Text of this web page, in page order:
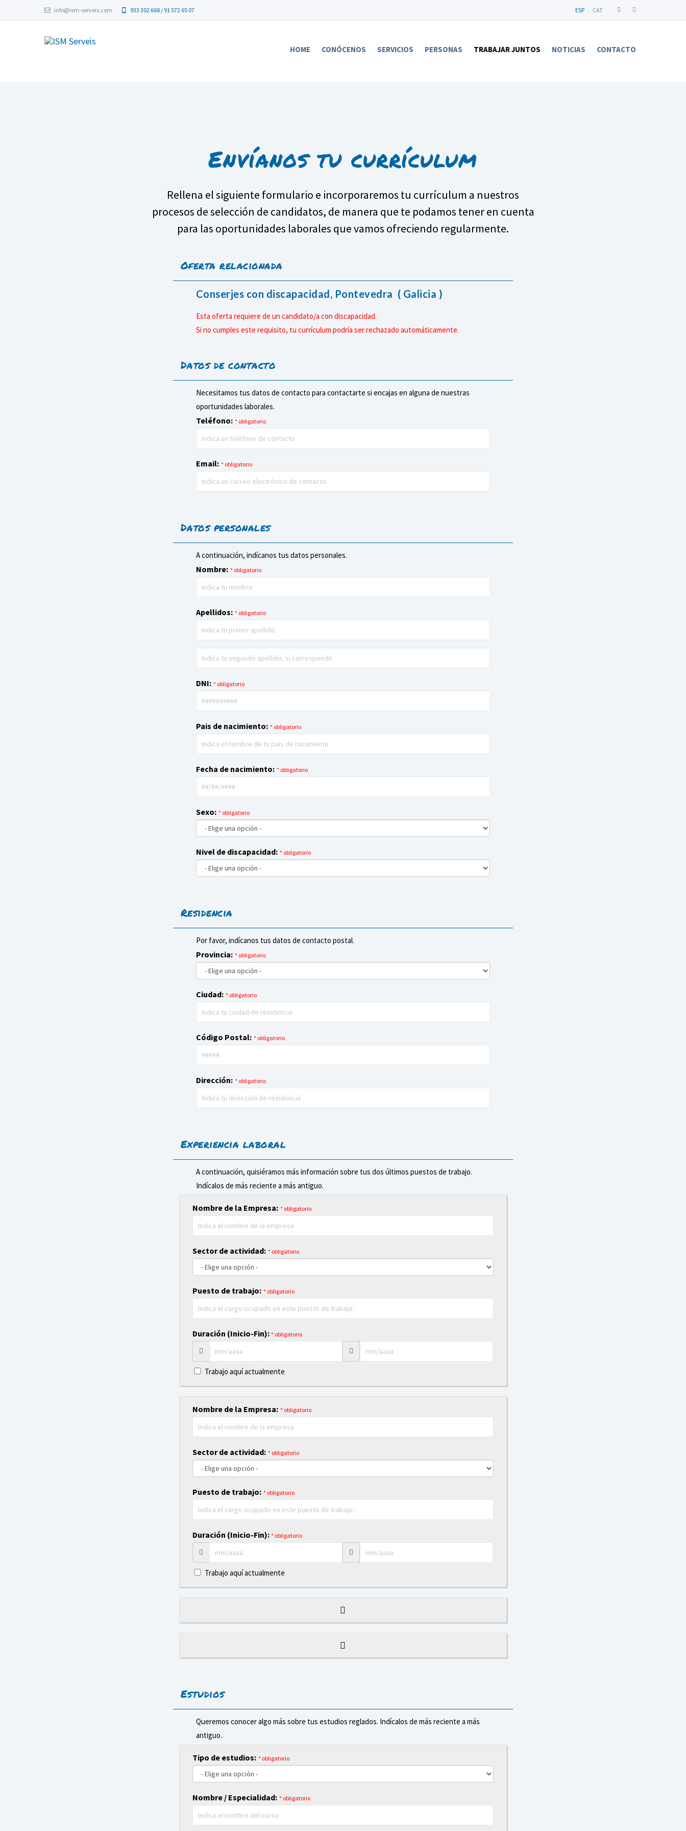
info@ism-serveis.com 933 302 668 / 91 572 65 07 ESP CAT
HOME CONÓCENOS SERVICIOS PERSONAS TRABAJAR JUNTOS NOTICIAS CONTACTO
Envíanos tu currículum
Rellena el siguiente formulario e incorporaremos tu currículum a nuestros
procesos de selección de candidatos, de manera que te podamos tener en cuenta
para las oportunidades laborales que vamos ofreciendo regularmente.
Oferta relacionada
Conserjes con discapacidad, Pontevedra ( Galicia )
Esta oferta requiere de un candidato/a con discapacidad.
Si no cumples este requisito, tu currículum podría ser rechazado automáticamente.
Datos de contacto
Necesitamos tus datos de contacto para contactarte si encajas en alguna de nuestras
oportunidades laborales.
Teléfono: * obligatorio
Email: * obligatorio
Datos personales
A continuación, indícanos tus datos personales.
Nombre: * obligatorio
Apellidos: * obligatorio
DNI: * obligatorio
Pais de nacimiento: * obligatorio
Fecha de nacimiento: * obligatorio
Sexo: * obligatorio
Nivel de discapacidad: * obligatorio
Residencia
Por favor, indícanos tus datos de contacto postal.
Provincia: * obligatorio
Ciudad: * obligatorio
Código Postal: * obligatorio
Dirección: * obligatorio
Experiencia laboral
A continuación, quisiéramos más información sobre tus dos últimos puestos de trabajo.
Indícalos de más reciente a más antiguo.
Nombre de la Empresa: * obligatorio
Sector de actividad: * obligatorio
Puesto de trabajo: * obligatorio
Duración (Inicio-Fin):* obligatorio
Trabajo aquí actualmente
Nombre de la Empresa: * obligatorio
Sector de actividad: * obligatorio
Puesto de trabajo: * obligatorio
Duración (Inicio-Fin):* obligatorio
Trabajo aquí actualmente
Estudios
Queremos conocer algo más sobre tus estudios reglados. Indícalos de más reciente a más
antiguo.
Tipo de estudios: * obligatorio
Nombre / Especialidad: * obligatorio